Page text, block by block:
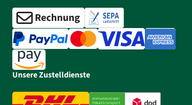
Unsere Zustelldienste